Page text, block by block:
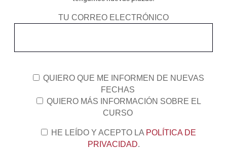
TU CORREO ELECTRÓNICO
QUIERO QUE ME INFORMEN DE NUEVAS
FECHAS
QUIERO MÁS INFORMACIÓN SOBRE EL
CURSO
HE LEÍDO Y ACEPTO LA POLÍTICA DE
PRIVACIDAD.